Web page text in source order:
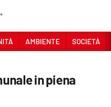
AMBIENTE SOCIETÀ
in piena